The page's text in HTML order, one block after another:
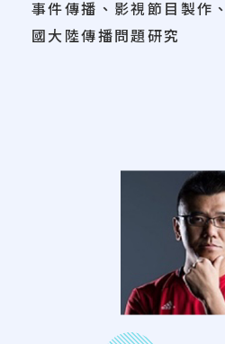
事件傳播、影視節目製作
國大陸傳播問題研究